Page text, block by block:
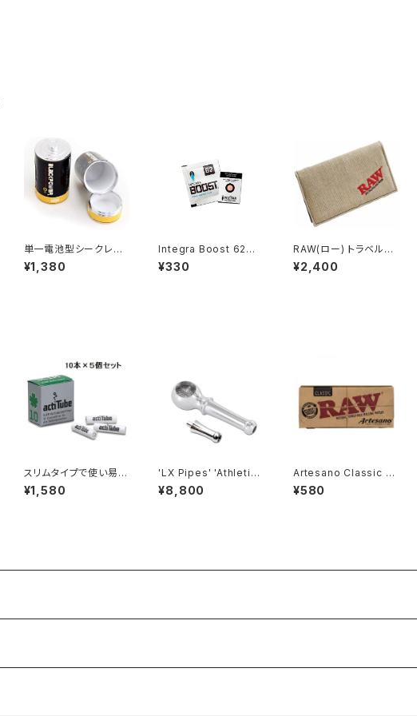
単一電池型シークレット
BOX セーフティーBOX
¥1,380
Integra Boost 62％
8グラム 調湿剤 保湿剤
¥330
RAW(ロー) トラベルポ
ーチ 喫煙具 シャグ
¥2,400
スリムタイプで使い易
い、１０本入りの小分け
タイプ【Tuneフィルタ
¥1,580
'LX Pipes' 'Athletic
s' Stainless Steel H
and Pipe S 7mｍ filt
¥8,800
Artesano Classic Pa
pers KS Slim with Ti
psトレイ付き
¥580